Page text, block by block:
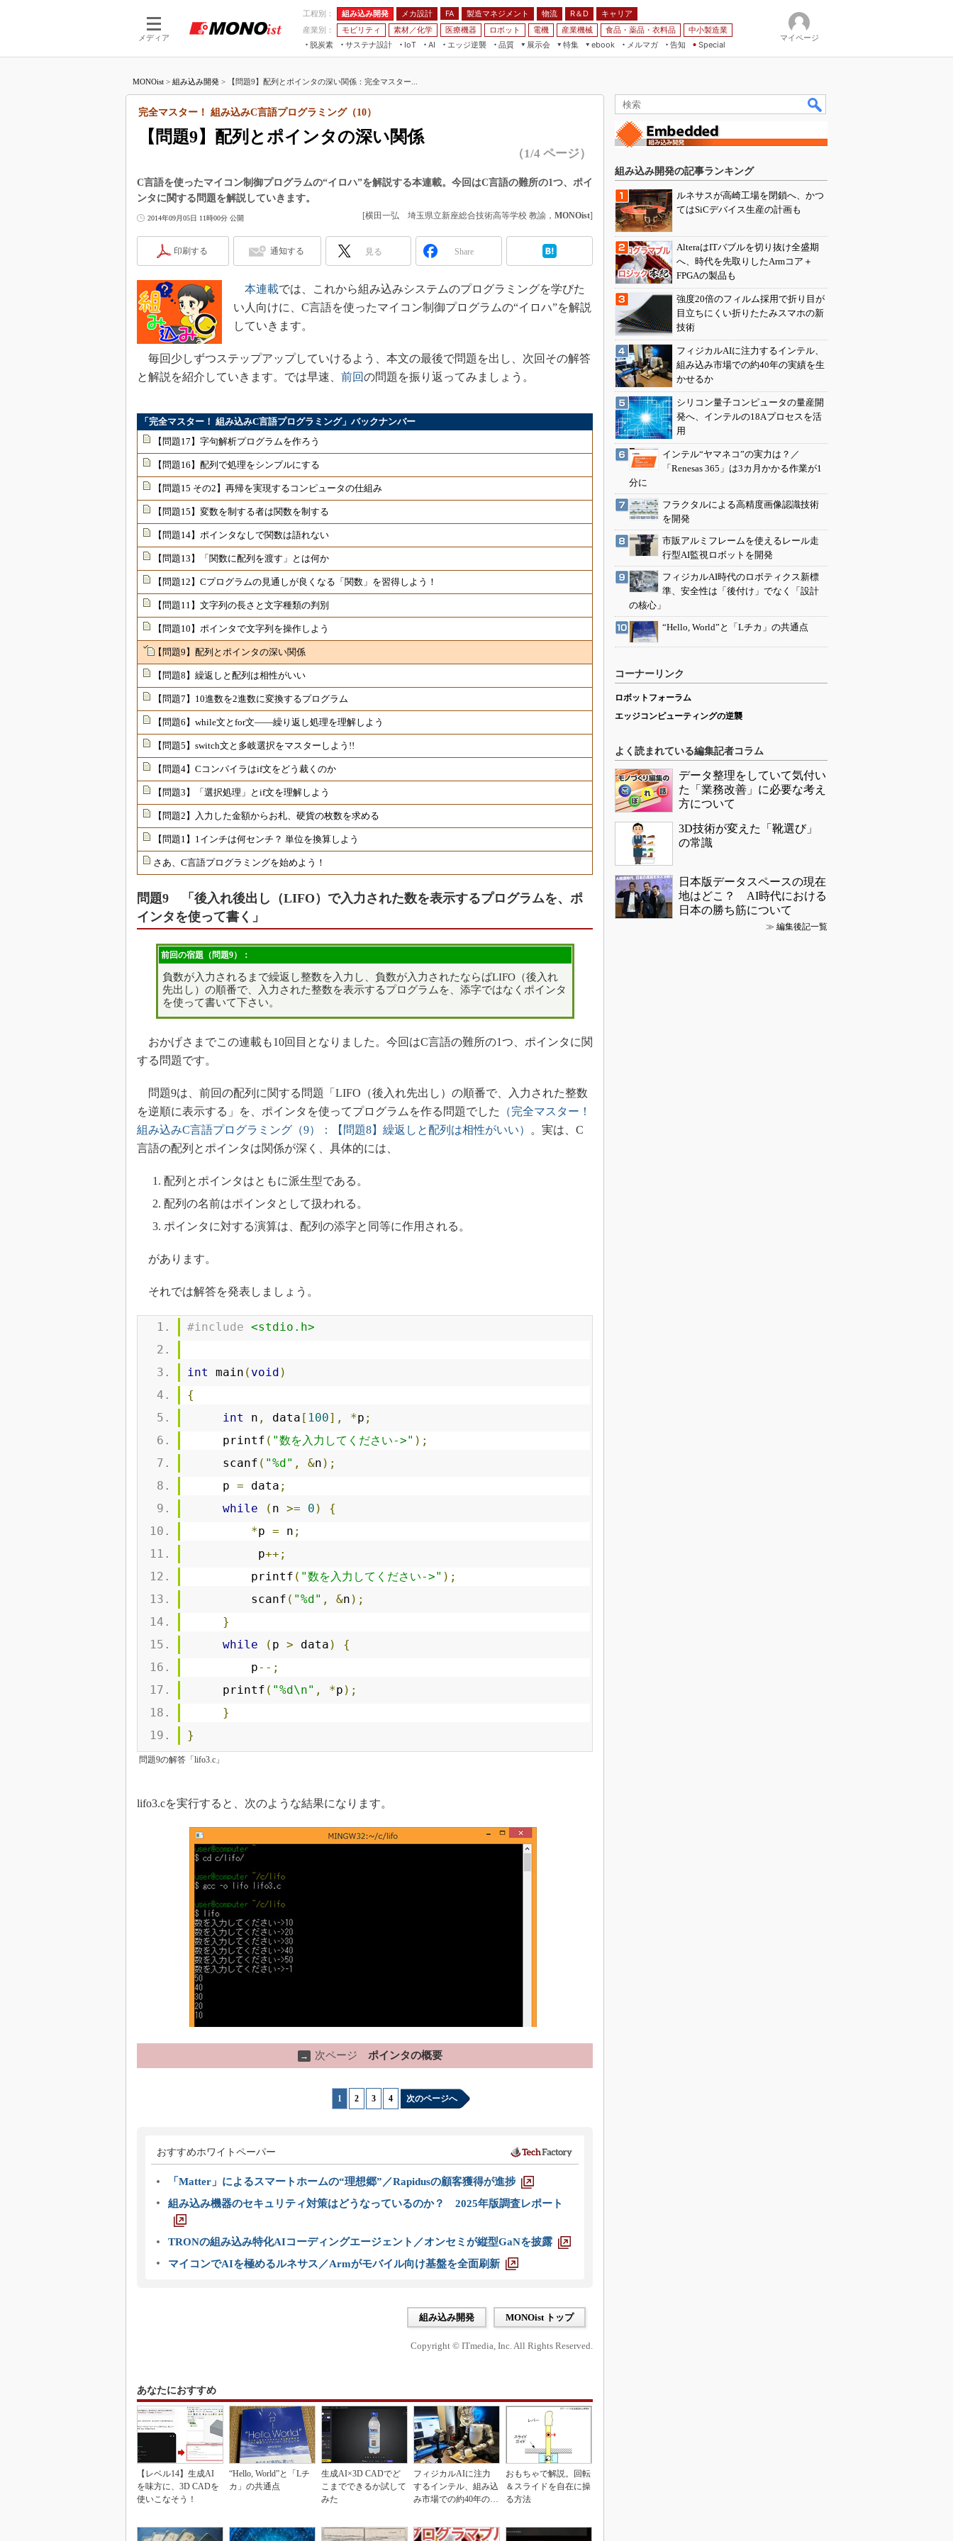
メディア
工程別： 組み込み開発 メカ設計 FA 製造マネジメント 物流 R＆D
キャリア
産業別：
モビリティ 素材／化学 医療機器 ロボット 電機 産業機械 食品・薬品・衣料品
中小製造業
脱炭素
サステナ設計
IoT
つながる工場
つながるサービス
AI
AI×設備保全
Physical AI
エッジ逆襲 品質
展示会
JIMTOF
IIFES
ジャパンモビリティショー
人テク展
スマート工場EXPO
EdgeTech+
日本ものづくりワールド
AUTOMOTIVE WORLD
特集
VR／AR
組み込みモデリング
Windows Embedded
車載ソフト開発
無償設計ツール
S＆OP
製造業ビッグデータ
メイドインジャパン
植物工場
知財マネジメント
新型コロナへの対応
ebook
メルマガ
告知 Special
マイページ
MONOist > 組み込み開発 > 【問題9】配列とポインタの深い関係：完全マスター...
【問題9】配列とポインタの深い関係
完全マスター！ 組み込みC言語プログラミング（10）
（1/4 ページ）
C言語を使ったマイコン制御プログラムの“イロハ”を解説する本連載。今回はC言語の難所の1つ、ポイ
ンタに関する問題を解説していきます。
2014年09月05日 11時00分 公開 [横田一弘 埼玉県立新座総合技術高等学校 教諭， MONOist]
印刷する 通知する 見る Share
本連載では、これから組み込みシステムのプログラミングを学びた
い人向けに、C言語を使ったマイコン制御プログラムの“イロハ”を解説
していきます。
毎回少しずつステップアップしていけるよう、本文の最後で問題を出し、次回その解答
と解説を紹介していきます。では早速、 前回の問題を振り返ってみましょう。
「完全マスター！ 組み込みC言語プログラミング」バックナンバー
【問題17】字句解析プログラムを作ろう
【問題16】配列で処理をシンプルにする
【問題15 その2】再帰を実現するコンピュータの仕組み
【問題15】変数を制する者は関数を制する
【問題14】ポインタなしで関数は語れない
【問題13】「関数に配列を渡す」とは何か
【問題12】Cプログラムの見通しが良くなる「関数」を習得しよう！
【問題11】文字列の長さと文字種類の判別
【問題10】ポインタで文字列を操作しよう
【問題9】配列とポインタの深い関係
【問題8】繰返しと配列は相性がいい
【問題7】10進数を2進数に変換するプログラム
【問題6】while文とfor文――繰り返し処理を理解しよう
【問題5】switch文と多岐選択をマスターしよう!!
【問題4】Cコンパイラはif文をどう裁くのか
【問題3】「選択処理」とif文を理解しよう
【問題2】入力した金額からお札、硬貨の枚数を求める
【問題1】1インチは何センチ？ 単位を換算しよう
さあ、C言語プログラミングを始めよう！
問題9 「後入れ後出し（LIFO）で入力された数を表示するプログラムを、ポ
インタを使って書く」
前回の宿題（問題9）：
負数が入力されるまで繰返し整数を入力し、負数が入力されたならばLIFO（後入れ
先出し）の順番で、入力された整数を表示するプログラムを、添字ではなくポインタ
を使って書いて下さい。
おかげさまでこの連載も10回目となりました。今回はC言語の難所の1つ、ポインタに関
する問題です。
問題9は、前回の配列に関する問題「LIFO（後入れ先出し）の順番で、入力された整数
を逆順に表示する」を、ポインタを使ってプログラムを作る問題でした
（完全マスター！
組み込みC言語プログラミング（9）：【問題8】繰返しと配列は相性がいい）
。実は、C
言語の配列とポインタは関係が深く、具体的には、
配列とポインタはともに派生型である。
配列の名前はポインタとして扱われる。
ポインタに対する演算は、配列の添字と同等に作用される。
があります。
それでは解答を発表しましょう。
#include <stdio.h>
int main ( void )
{
int
n , data [ 100], *p ;
     printf
( "数を入力してください->" );
     scanf
( "%d" , &n );
     p
= data ;
while
( n >= 0 )
{
*p = n ;
          p
++;
         printf
( "数を入力してください->" );
         scanf
( "%d" , &n );
}
while
( p > data )
{
         p
--;
     printf
( "%d\n" , *p );
}
}
問題9の解答「lifo3.c」
lifo3.cを実行すると、次のような結果になります。
→ 次ページ ポインタの概要
1 2 3 4 次のページへ
おすすめホワイトペーパー
「Matter」によるスマートホームの“理想郷”／Rapidusの顧客獲得が進捗
組み込み機器のセキュリティ対策はどうなっているのか？ 2025年版調査レポート
TRONの組み込み特化AIコーディングエージェント／オンセミが縦型GaNを披露
マイコンでAIを極めるルネサス／Armがモバイル向け基盤を全面刷新
組み込み開発 MONOist トップ
Copyright © ITmedia, Inc. All Rights Reserved.
あなたにおすすめ
【レベル14】生成AI
を味方に、3D CADを
使いこなそう！
“Hello, World”と「Lチ
カ」の共通点
生成AI×3D CADでど
こまでできるか試して
みた
フィジカルAIに注力
するインテル、組み込
み市場での約40年の実
おもちゃで解説。回転
＆スライドを自在に操
る方法
組み込み開発の記事ランキング
ルネサスが高崎工場を閉鎖へ、かつ
てはSiCデバイス生産の計画も
AlteraはITバブルを切り抜け全盛期
へ、時代を先取りしたArmコア＋
FPGAの製品も
強度20倍のフィルム採用で折り目が
目立ちにくい折りたたみスマホの新
技術
フィジカルAIに注力するインテル、
組み込み市場での約40年の実績を生
かせるか
シリコン量子コンピュータの量産開
発へ、インテルの18Aプロセスを活
用
インテル“ヤマネコ”の実力は？／
「Renesas 365」は3カ月かかる作業が1
分に
フラクタルによる高精度画像認識技術
を開発
市販アルミフレームを使えるレール走
行型AI監視ロボットを開発
フィジカルAI時代のロボティクス新標
準、安全性は「後付け」でなく「設計
の核心」
“Hello, World”と「Lチカ」の共通点
コーナーリンク
ロボットフォーラム
エッジコンピューティングの逆襲
よく読まれている編集記者コラム
データ整理をしていて気付い
た「業務改善」に必要な考え
方について
3D技術が変えた「靴選び」
の常識
日本版データスペースの現在
地はどこ？ AI時代における
日本の勝ち筋について
≫ 編集後記一覧